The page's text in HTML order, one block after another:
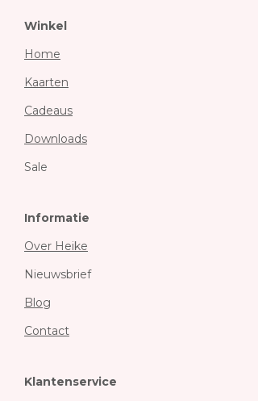
Winkel
Home
Kaarten
Cadeaus
Downloads
Sale
Informatie
Over Heike
Nieuwsbrief
Blog
Contact
Klantenservice